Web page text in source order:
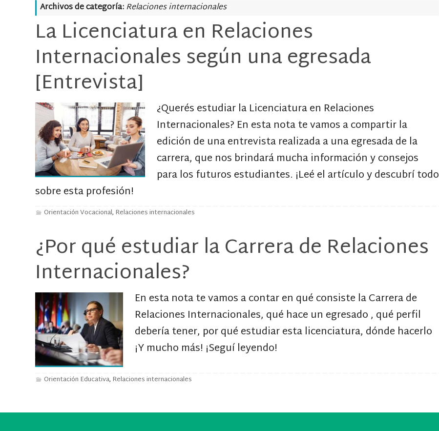
Archivos de categoría: Relaciones internacionales
La Licenciatura en Relaciones
Internacionales según una egresada
[Entrevista]
¿Querés estudiar la Licenciatura en Relaciones
Internacionales? En esta nota te vamos a compartir la
edición de una entrevista realizada a una egresada de la
carrera, que nos brindará mucha información y consejos
para los futuros estudiantes. ¡Leé el artículo y descubrí todo
sobre esta profesión!
Orientación Vocacional, Relaciones internacionales
¿Por qué estudiar la Carrera de Relaciones
Internacionales?
En esta nota te vamos a contar en qué consiste la Carrera de
Relaciones Internacionales, qué hace un egresado , qué perfil
debería tener, por qué estudiar esta licenciatura, dónde hacerlo
¡Y mucho más! ¡Seguí leyendo!
Orientación Educativa, Relaciones internacionales